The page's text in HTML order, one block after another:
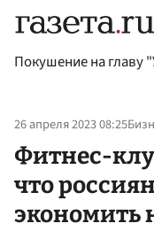
Покушение на главу
26 апреля 2023 08:25
Фитнес-
что
экономить